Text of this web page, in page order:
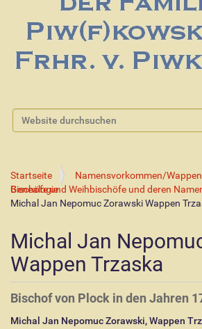
Website durchsuchen
Startseite
Namensvorkommen/
Bischöfe und Weihbischöfe und deren Namen in unserer Genealogie
Michal Jan Nepomuc Zorawski Wappen
Michal Jan
Wappen Trzaska
Bischof von Plock in den Jahren
Michal Jan Nepomuc Zorawski, Wappen